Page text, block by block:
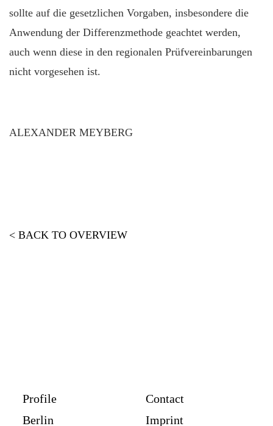
sollte auf die gesetzlichen Vorgaben, insbesondere die
Anwendung der Differenzmethode geachtet werden,
auch wenn diese in den regionalen Prüfvereinbarungen
nicht vorgesehen ist.
ALEXANDER MEYBERG
< BACK TO OVERVIEW
Profile
Berlin
Contact
Imprint